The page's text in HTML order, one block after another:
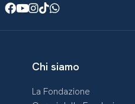
Facebook
Youtube
Instagram
TikTok
WhatsApp
Chi siamo
La Fondazione